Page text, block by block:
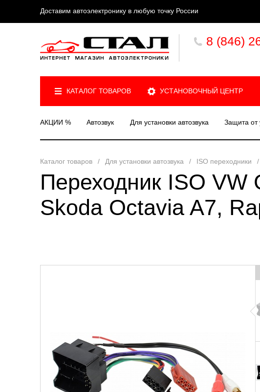
Доставим автоэлектронику в любую точку России
8 (846)
КАТАЛОГ ТОВАРОВ УСТАНОВОЧНЫЙ ЦЕНТР
АКЦИИ % Автозвук Для установки автозвука Защита от
Каталог товаров / Для установки автозвука / ISO переходники /
Переходник ISO VW
Skoda Octavia A7,